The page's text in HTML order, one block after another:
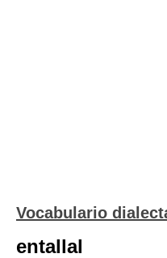
Vocabulario
entallal